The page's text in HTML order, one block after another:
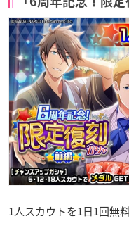
1人スカウトを1日1回無